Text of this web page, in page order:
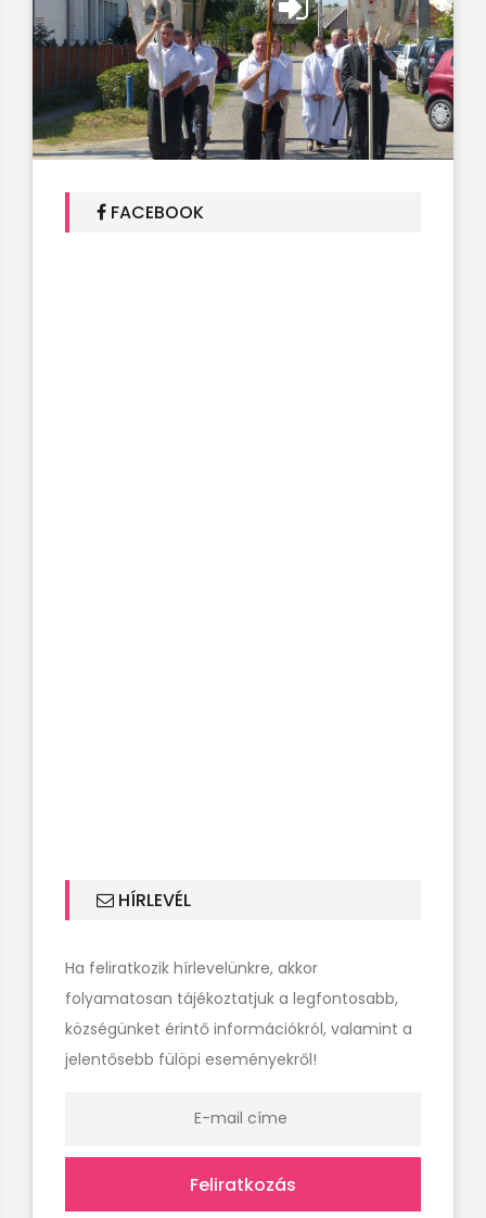
FACEBOOK
HÍRLEVÉL
Ha feliratkozik hírlevelünkre, akkor
folyamatosan tájékoztatjuk a legfontosabb,
községünket érintő információkról, valamint a
jelentősebb fülöpi eseményekről!
Feliratkozás